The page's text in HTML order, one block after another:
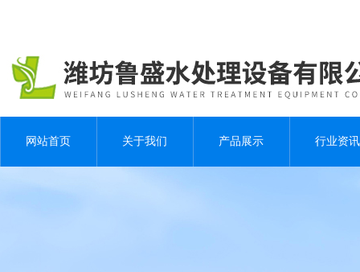
网站首页 关于我们 产品展示 行业资讯